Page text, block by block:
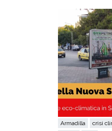
Armadilla crisi